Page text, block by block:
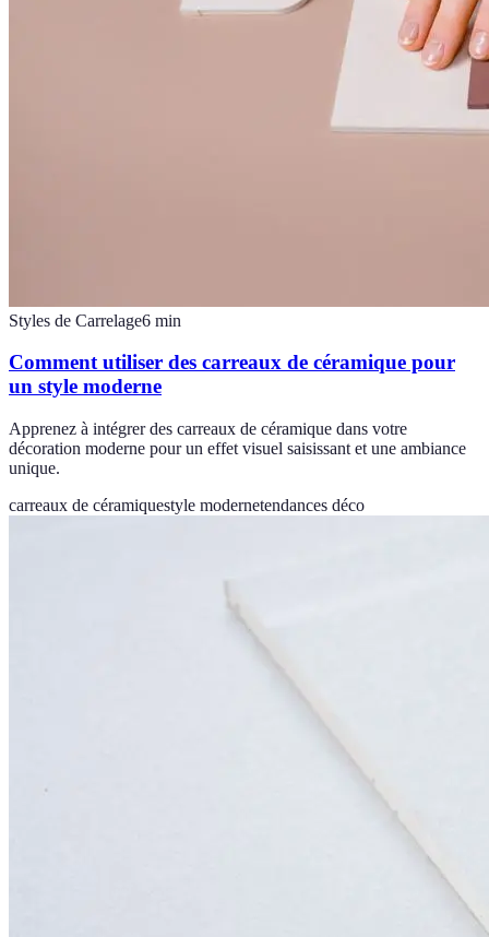
Styles de Carrelage6 min
Comment utiliser des carreaux de céramique pour
un style moderne
Apprenez à intégrer des carreaux de céramique dans votre
décoration moderne pour un effet visuel saisissant et une ambiance
unique.
carreaux de céramiquestyle modernetendances déco